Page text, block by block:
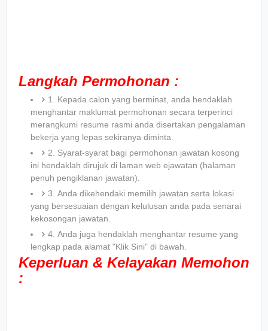
Langkah Permohonan :
1. Kepada calon yang berminat, anda hendaklah
menghantar maklumat permohonan secara terperinci
merangkumi resume rasmi anda disertakan pengalaman
bekerja yang lepas sekiranya diminta.
2. Syarat-syarat bagi permohonan jawatan kosong
ini hendaklah dirujuk di laman web ejawatan (halaman
penuh pengiklanan jawatan).
3. Anda dikehendaki memilih jawatan serta lokasi
yang bersesuaian dengan kelulusan anda pada senarai
kekosongan jawatan.
4. Anda juga hendaklah menghantar resume yang
lengkap pada alamat "Klik Sini" di bawah.
Keperluan & Kelayakan Memohon
: